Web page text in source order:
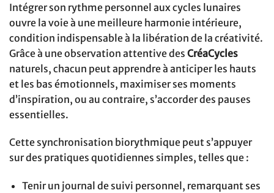
Intégrer son rythme personnel aux cycles lunaires
ouvre la voie à une meilleure harmonie intérieure,
condition indispensable à la libération de la créativité.
Grâce à une observation attentive des CréaCycles
naturels, chacun peut apprendre à anticiper les hauts
et les bas émotionnels, maximiser ses moments
d’inspiration, ou au contraire, s’accorder des pauses
essentielles.
Cette synchronisation biorythmique peut s’appuyer
sur des pratiques quotidiennes simples, telles que :
Tenir un journal de suivi personnel, remarquant ses